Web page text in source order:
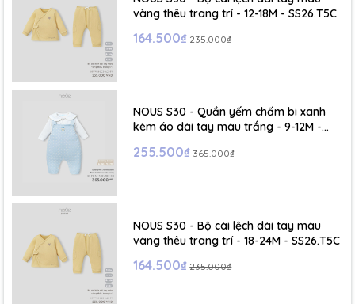
vàng thêu trang trí - 12-18M - SS26.T5C
164.500₫ 235.000₫
NOUS S30 - Quần yếm chấm bi xanh
kèm áo dài tay màu trắng - 9-12M -
255.500₫ 365.000₫
NOUS S30 - Bộ cài lệch dài tay màu
vàng thêu trang trí - 18-24M - SS26.T5C
164.500₫ 235.000₫